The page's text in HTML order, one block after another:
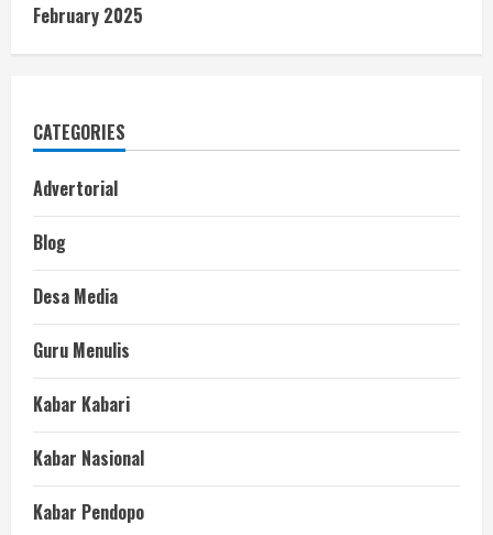
February 2025
CATEGORIES
Advertorial
Blog
Desa Media
Guru Menulis
Kabar Kabari
Kabar Nasional
Kabar Pendopo